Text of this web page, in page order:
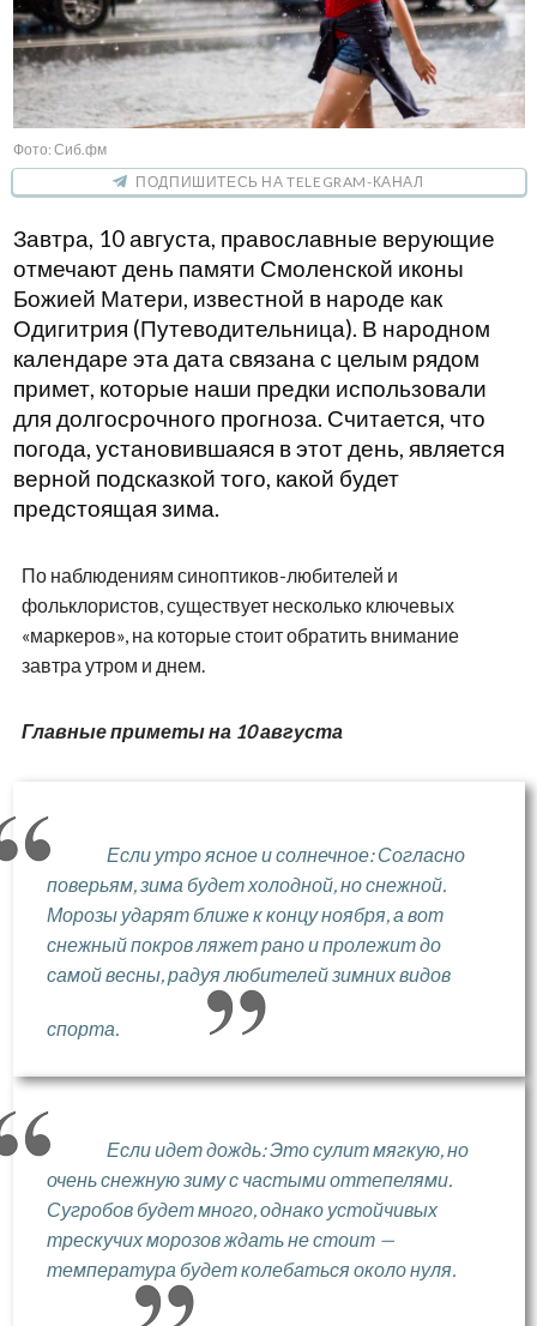
Фото: Сиб.фм
ПОДПИШИТЕСЬ НА TELEGRAM-КАНАЛ
Завтра, 10 августа, православные верующие
отмечают день памяти Смоленской иконы
Божией Матери, известной в народе как
Одигитрия (Путеводительница). В народном
календаре эта дата связана с целым рядом
примет, которые наши предки использовали
для долгосрочного прогноза. Считается, что
погода, установившаяся в этот день, является
верной подсказкой того, какой будет
предстоящая зима.
По наблюдениям синоптиков-любителей и
фольклористов, существует несколько ключевых
«маркеров», на которые стоит обратить внимание
завтра утром и днем.
Главные приметы на 10 августа
Если утро ясное и солнечное: Согласно
поверьям, зима будет холодной, но снежной.
Морозы ударят ближе к концу ноября, а вот
снежный покров ляжет рано и пролежит до
самой весны, радуя любителей зимних видов
спорта.
Если идет дождь: Это сулит мягкую, но
очень снежную зиму с частыми оттепелями.
Сугробов будет много, однако устойчивых
трескучих морозов ждать не стоит —
температура будет колебаться около нуля.